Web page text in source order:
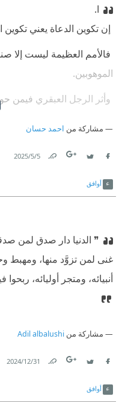
ا.
إن تكوين الدعاة يعني تكوين
فالأمم العظيمة ليست إلا
الموهوبين.
وأثر الرجل العبقري فيمن
مشاركة من احمد حسان
5‏/5‏/2025
أوافق
❞ الدنيا دار صدق لمن
غنى لمن تزوَّد منها، ومهبط
أنبيائه، ومتجر أوليائه،
مشاركة من Adil albalushi
31‏/12‏/2024
أوافق